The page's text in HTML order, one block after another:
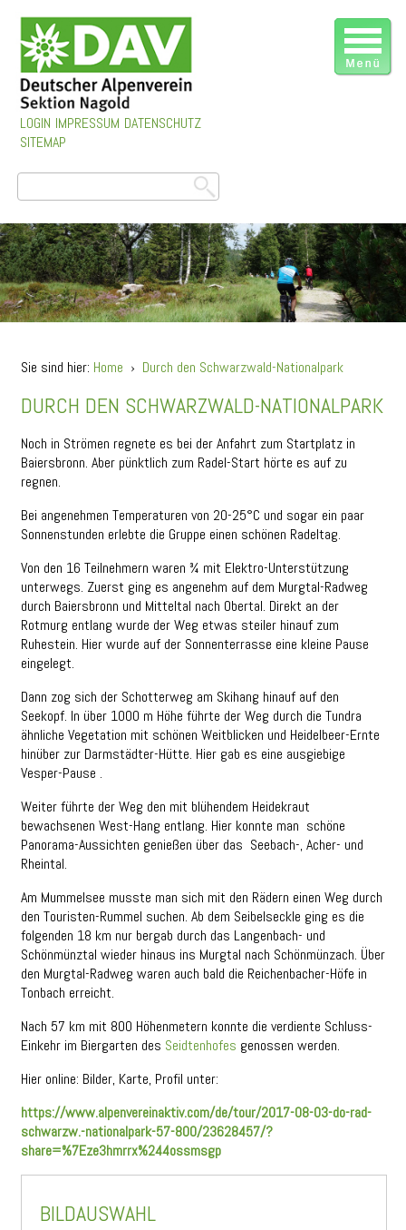
LOGIN IMPRESSUM DATENSCHUTZ
SITEMAP
Sie sind hier: Home › Durch den Schwarzwald-Nationalpark
DURCH DEN SCHWARZWALD-NATIONALPARK
Noch in Strömen regnete es bei der Anfahrt zum Startplatz in
Baiersbronn. Aber pünktlich zum Radel-Start hörte es auf zu
regnen.
Bei angenehmen Temperaturen von 20-25°C und sogar ein paar
Sonnenstunden erlebte die Gruppe einen schönen Radeltag.
Von den 16 Teilnehmern waren ¾ mit Elektro-Unterstützung
unterwegs. Zuerst ging es angenehm auf dem Murgtal-Radweg
durch Baiersbronn und Mitteltal nach Obertal. Direkt an der
Rotmurg entlang wurde der Weg etwas steiler hinauf zum
Ruhestein. Hier wurde auf der Sonnenterrasse eine kleine Pause
eingelegt.
Dann zog sich der Schotterweg am Skihang hinauf auf den
Seekopf. In über 1000 m Höhe führte der Weg durch die Tundra
ähnliche Vegetation mit schönen Weitblicken und Heidelbeer-Ernte
hinüber zur Darmstädter-Hütte. Hier gab es eine ausgiebige
Vesper-Pause .
Weiter führte der Weg den mit blühendem Heidekraut
bewachsenen West-Hang entlang. Hier konnte man schöne
Panorama-Aussichten genießen über das Seebach-, Acher- und
Rheintal.
Am Mummelsee musste man sich mit den Rädern einen Weg durch
den Touristen-Rummel suchen. Ab dem Seibelseckle ging es die
folgenden 18 km nur bergab durch das Langenbach- und
Schönmünztal wieder hinaus ins Murgtal nach Schönmünzach. Über
den Murgtal-Radweg waren auch bald die Reichenbacher-Höfe in
Tonbach erreicht.
Nach 57 km mit 800 Höhenmetern konnte die verdiente Schluss-
Einkehr im Biergarten des Seidtenhofes genossen werden.
Hier online: Bilder, Karte, Profil unter:
https://www.alpenvereinaktiv.com/de/tour/2017-08-03-do-rad-
schwarzw.-nationalpark-57-800/23628457/?
share=%7Eze3hmrrx%244ossmsgp
BILDAUSWAHL